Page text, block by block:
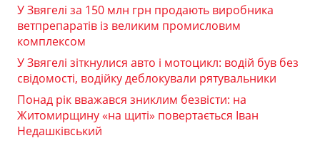
У Звягелі за 150 млн грн продають виробника
ветпрепаратів із великим промисловим
комплексом
У Звягелі зіткнулися авто і мотоцикл: водій був без
свідомості, водійку деблокували рятувальники
Понад рік вважався зниклим безвісти: на
Житомирщину «на щиті» повертається Іван
Недашківський